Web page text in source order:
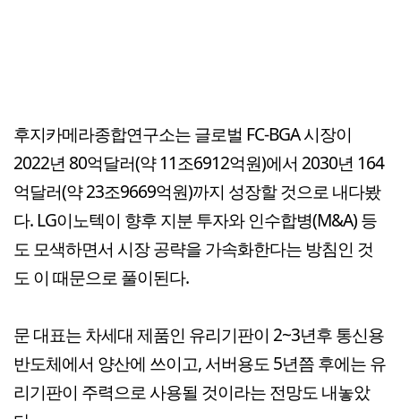
후지카메라종합연구소는 글로벌 FC-BGA 시장이
2022년 80억달러(약 11조6912억원)에서 2030년 164
억달러(약 23조9669억원)까지 성장할 것으로 내다봤
다. LG이노텍이 향후 지분 투자와 인수합병(M&A) 등
도 모색하면서 시장 공략을 가속화한다는 방침인 것
도 이 때문으로 풀이된다.
문 대표는 차세대 제품인 유리기판이 2~3년후 통신용
반도체에서 양산에 쓰이고, 서버용도 5년쯤 후에는 유
리기판이 주력으로 사용될 것이라는 전망도 내놓았